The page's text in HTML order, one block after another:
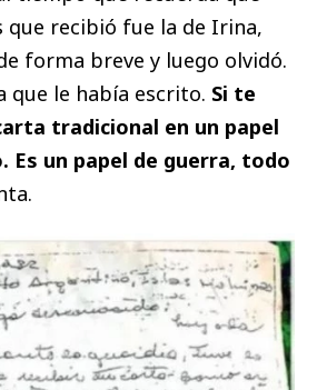
que recibió fue la de Irina,
forma breve y luego olvidó.
que le había escrito. Si te
tradicional en un papel
Es un papel de guerra, todo